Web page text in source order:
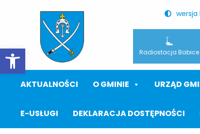
Otwórz pasek narzędzi Radiostacja Babice
AKTUALNOŚCI O GMINIE URZĄD
E-USŁUGI DEKLARACJA DOSTĘPNOŚCI